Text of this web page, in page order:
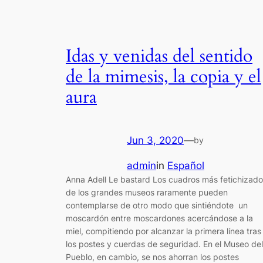
Idas y venidas del sentido
de la mimesis, la copia y el
aura
Jun 3, 2020—by
adminin Español
Anna Adell Le bastard Los cuadros más
de los grandes museos raramente pueden
contemplarse de otro modo que sintiéndote un
moscardón entre moscardones acercándose a la
miel, compitiendo por alcanzar la primera línea tras
los postes y cuerdas de seguridad. En el Museo del
Pueblo, en cambio, se nos ahorran los postes